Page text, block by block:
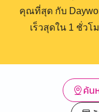
คุณที่สุด กับ
เร็วสุดใน 1 ชั่ว
ค้น